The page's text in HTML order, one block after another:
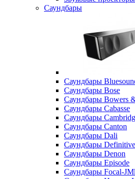
Саундбары
Саундбары
Саундбары Bose
Саундбары Bowers
Саундбары Cabasse
Саундбары
Саундбары Canton
Саундбары Dali
Саундбары
Саундбары Denon
Саундбары Episode
Саундбары Focal-